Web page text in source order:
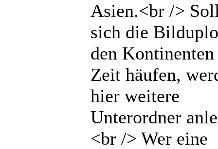
Asien.<br />
sich die
den
Zeit häufen,
hier weitere
Unterordner
<br /> Wer eine